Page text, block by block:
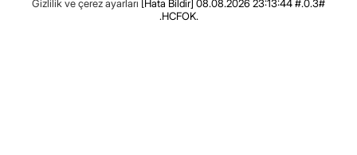
Gizlilik ve çerez ayarları [Hata Bildir] 08.08.2026 23:13:44 #.0.3#
.HCFOK.